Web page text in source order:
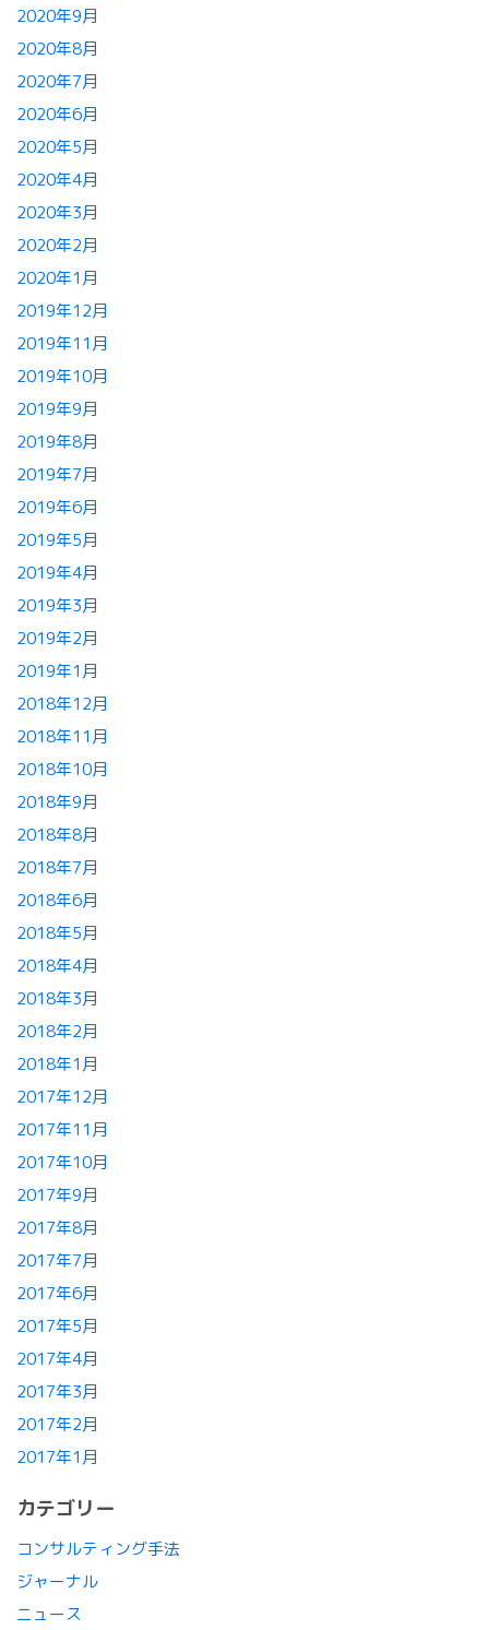
2020年9月
2020年8月
2020年7月
2020年6月
2020年5月
2020年4月
2020年3月
2020年2月
2020年1月
2019年12月
2019年11月
2019年10月
2019年9月
2019年8月
2019年7月
2019年6月
2019年5月
2019年4月
2019年3月
2019年2月
2019年1月
2018年12月
2018年11月
2018年10月
2018年9月
2018年8月
2018年7月
2018年6月
2018年5月
2018年4月
2018年3月
2018年2月
2018年1月
2017年12月
2017年11月
2017年10月
2017年9月
2017年8月
2017年7月
2017年6月
2017年5月
2017年4月
2017年3月
2017年2月
2017年1月
カテゴリー
コンサルティング手法
ジャーナル
ニュース